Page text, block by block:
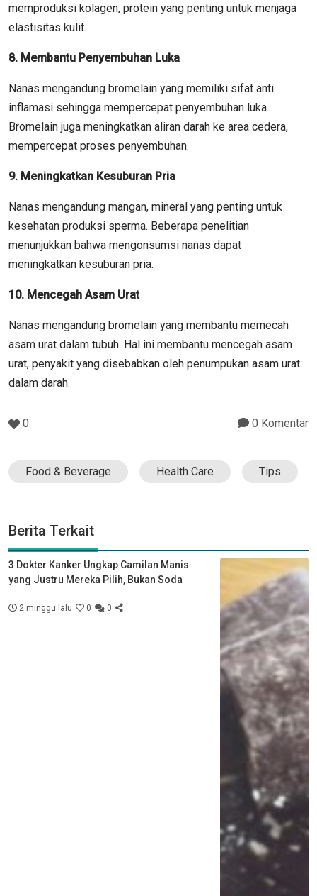
memproduksi kolagen, protein yang penting untuk menjaga
elastisitas kulit.
8. Membantu Penyembuhan Luka
Nanas mengandung bromelain yang memiliki sifat anti
inflamasi sehingga mempercepat penyembuhan luka.
Bromelain juga meningkatkan aliran darah ke area cedera,
mempercepat proses penyembuhan.
9. Meningkatkan Kesuburan Pria
Nanas mengandung mangan, mineral yang penting untuk
kesehatan produksi sperma. Beberapa penelitian
menunjukkan bahwa mengonsumsi nanas dapat
meningkatkan kesuburan pria.
10. Mencegah Asam Urat
Nanas mengandung bromelain yang membantu memecah
asam urat dalam tubuh. Hal ini membantu mencegah asam
urat, penyakit yang disebabkan oleh penumpukan asam urat
dalam darah. ​
0 0 Komentar
Food & Beverage Health Care Tips
Berita Terkait
3 Dokter Kanker Ungkap Camilan Manis
yang Justru Mereka Pilih, Bukan Soda
2 minggu lalu 0 0